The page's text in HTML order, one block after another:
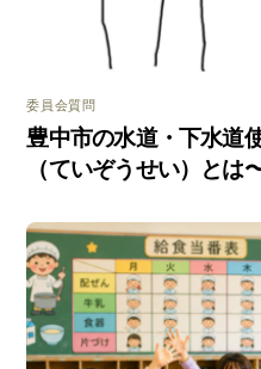
委員会質問
豊中市の水道・下水道
（ていぞうせい）とは